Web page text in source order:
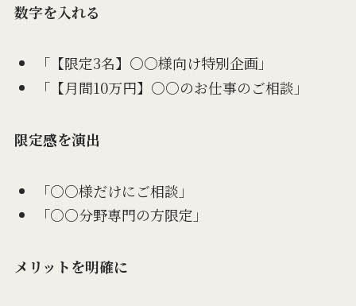
数字を入れる
「【限定3名】○○様向け特別企画」
「【月間10万円】○○のお仕事のご相談」
限定感を演出
「○○様だけにご相談」
「○○分野専門の方限定」
メリットを明確に